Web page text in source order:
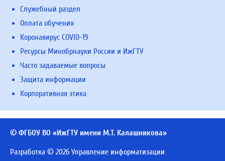
Служебный раздел
Оплата обучения
Коронавирус COVID-19
Ресурсы Минобрнауки России и ИжГТУ
Часто задаваемые вопросы
Защита информации
Корпоративная этика
© ФГБОУ ВО «ИжГТУ имени М.Т. Калашникова»
Разработка © 2026 Управление информатизации